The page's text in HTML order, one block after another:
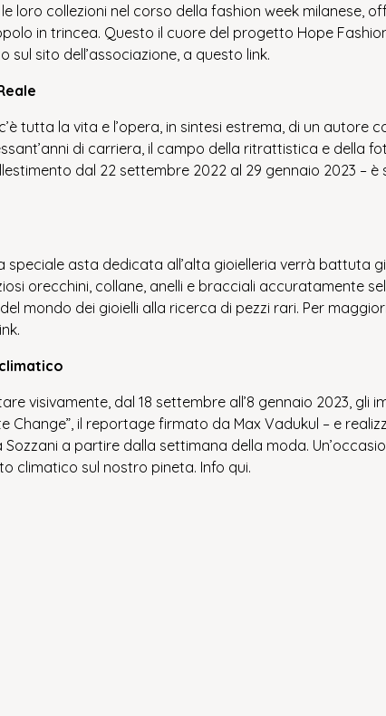
loro collezioni nel corso della fashion week milanese,
in trincea. Questo il cuore del progetto Hope
sul sito dell’associazione, a questo link.
tutta la vita e l’opera, in sintesi estrema, di un autore
di carriera, il campo della ritrattistica e della
dal 22 settembre 2022 al 29 gennaio 2023 –
speciale asta dedicata all’alta gioielleria verrà battuta
orecchini, collane, anelli e bracciali accuratamente
mondo dei gioielli alla ricerca di pezzi rari. Per
.
visivamente, dal 18 settembre all’8 gennaio 2023, gli
Change”, il reportage firmato da Max Vadukul – e
a partire dalla settimana della moda.
climatico sul nostro pineta. Info qui.